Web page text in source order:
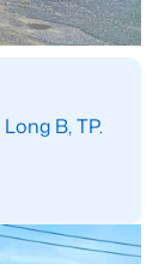
B, TP.